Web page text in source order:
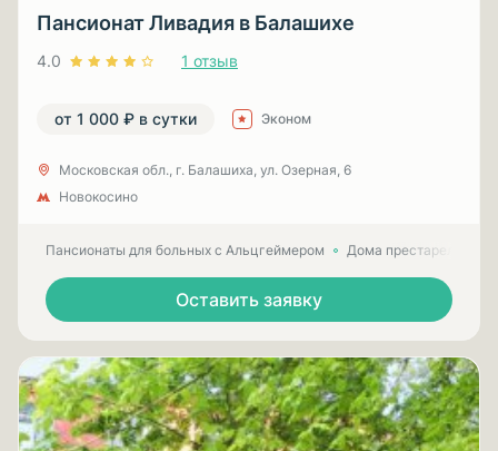
Пансионат Ливадия в Балашихе
4.0 1 отзыв
от 1 000 ₽ в сутки Эконом
Московская обл., г. Балашиха, ул. Озерная, 6
Новокосино
Пансионаты для больных с Альцгеймером Дома престарелых
Оставить заявку